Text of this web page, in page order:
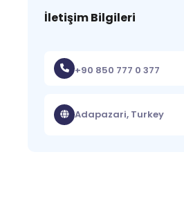
İletişim Bilgileri
+90 850 777 0 377
Adapazari, Turkey